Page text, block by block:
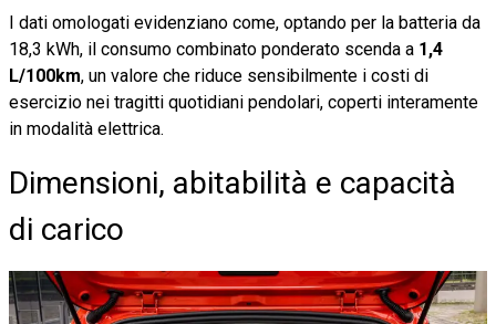
I dati omologati evidenziano come, optando per la batteria da
18,3 kWh, il consumo combinato ponderato scenda a 1,4
L/100km, un valore che riduce sensibilmente i costi di
esercizio nei tragitti quotidiani pendolari, coperti interamente
in modalità elettrica.
Dimensioni, abitabilità e capacità
di carico